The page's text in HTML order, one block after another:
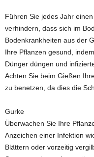
Führen Sie jedes Jahr
verhindern, dass sich im
Bodenkrankheiten aus der
Ihre Pflanzen gesund,
Dünger düngen und
Achten Sie beim Gießen
zu benetzen, da dies die
Gurke
Überwachen Sie Ihre
Anzeichen einer Infektion
Blättern oder vorzeitig